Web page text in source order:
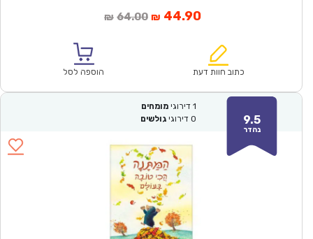
₪ 64.00המחיר
₪64.00.
₪ 44.90המחיר
הוא:
כתוב חוות דעת הוספה לסל
9.5
נהדר
1 דירוגי מומחים
0 דירוגי גולשים